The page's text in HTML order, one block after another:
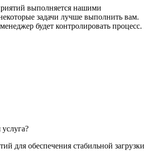
выполняется нашими
задачи лучше выполнить вам.
будет контролировать процесс.
для обеспечения стабильной загрузки